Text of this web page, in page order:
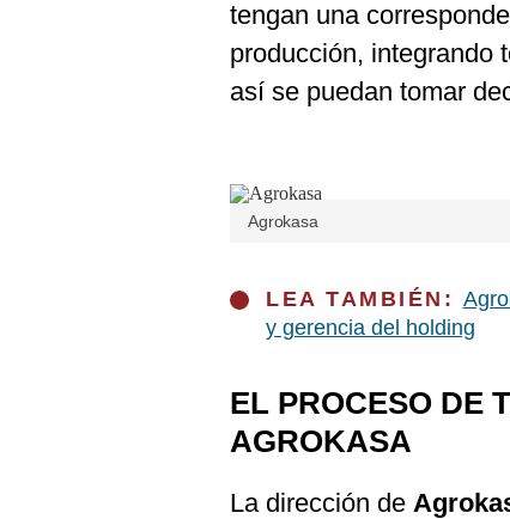
tengan una
producción, integrando
así se puedan tomar
Agrokasa
LEA TAMBIÉN:
y gerencia del holding
EL PROCESO DE
AGROKASA
La dirección de